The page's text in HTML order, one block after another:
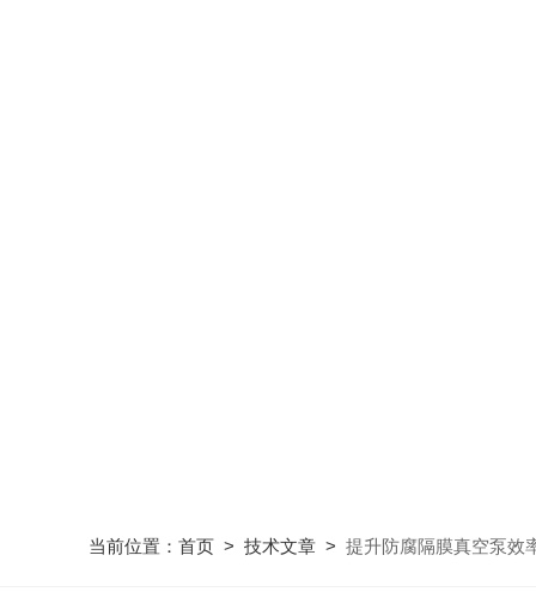
当前位置： 首页 > 技术文章 > 提升防腐隔膜真空泵效